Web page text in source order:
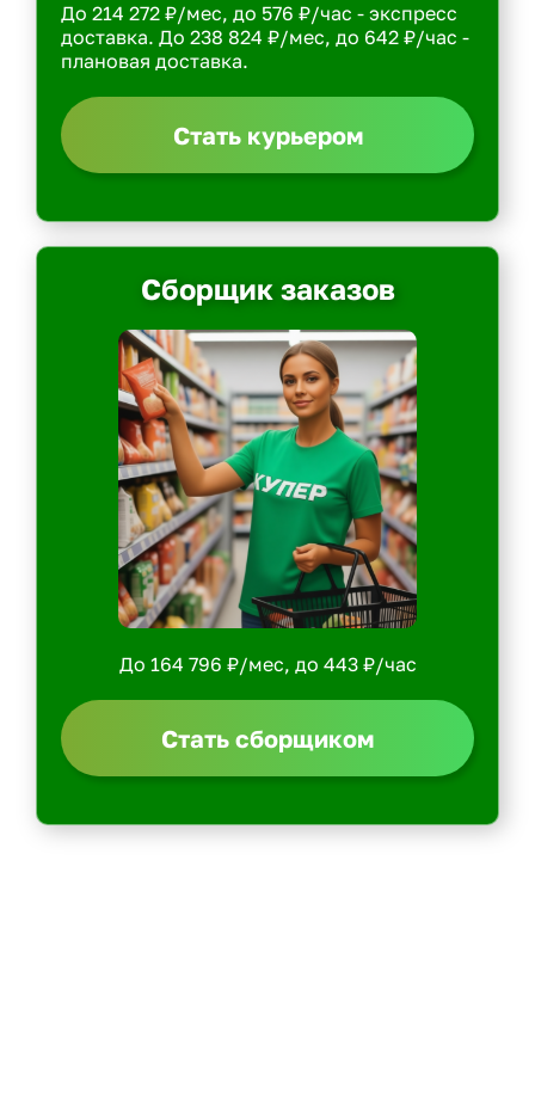
До 214 272 ₽/мес, до 576 ₽/час - экспресс
доставка. До 238 824 ₽/мес, до 642 ₽/час -
плановая доставка.
Стать курьером
Сборщик заказов
До 164 796 ₽/мес, до 443 ₽/час
Стать сборщиком